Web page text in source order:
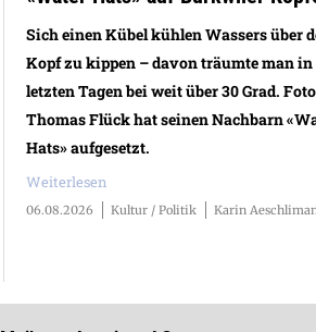
Sich einen Kübel kühlen Wassers über
Kopf zu kippen – davon träumte man in
letzten Tagen bei weit über 30 Grad.
Thomas Flück hat seinen Nachbarn
Hats» aufgesetzt.
Weiterlesen
06.08.2026 Kultur / Politik Karin